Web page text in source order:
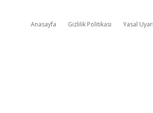
Anasayfa Gizlilik Politikası Yasal Uyarı